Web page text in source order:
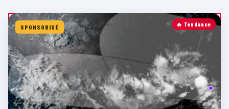
🔥 Tendance
SPONSORISÉ